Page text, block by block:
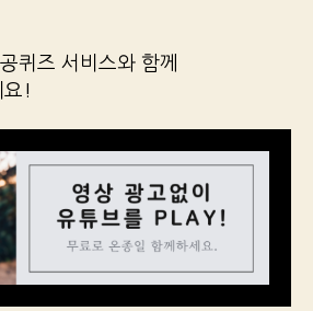
퀴즈 서비스와 함께
요!